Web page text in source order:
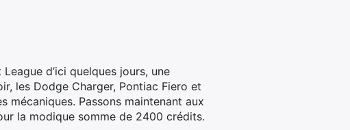
d’ici quelques jours, une
les Dodge Charger, Pontiac Fiero et
Passons maintenant aux
la modique somme de 2400 crédits.